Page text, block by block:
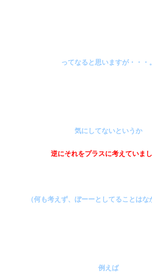
ってなると思いますが・・・。
気にしてないというか
逆にそれをプラスに考えていまし
（何も考えず、ぼーーとしてることはな
例えば